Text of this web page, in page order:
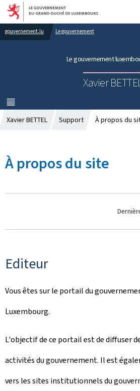
Aller au menu
Aller au contenu
gouvernement.lu Le gouvernement
Le gouvernement
Xavier
MENU
PRINCIPAL
Xavier BETTEL Support À propos du
À propos du site
Editeur
Vous êtes sur le portail du
Luxembourg.
L'objectif de ce portail est de diffuser
activités du gouvernement. Il est
vers les sites institutionnels du